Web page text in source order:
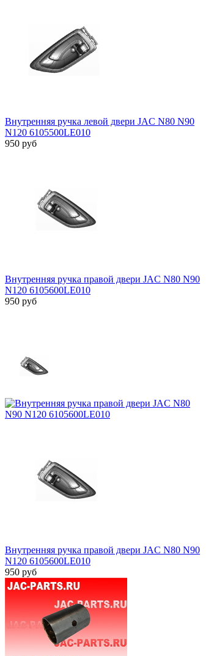
Внутренняя ручка левой двери JAC N80 N90
N120 6105500LE010
950 руб
Внутренняя ручка правой двери JAC N80 N90
N120 6105600LE010
950 руб
Внутренняя ручка правой двери JAC N80 N90
N120 6105600LE010
950 руб